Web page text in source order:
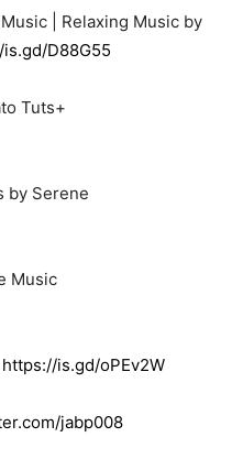
| Relaxing Music by
D88G55
Tuts+
by Serene
Music
https://is.gd/oPEv2W
jabp008